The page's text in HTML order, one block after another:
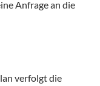
Anfrage an die
verfolgt die